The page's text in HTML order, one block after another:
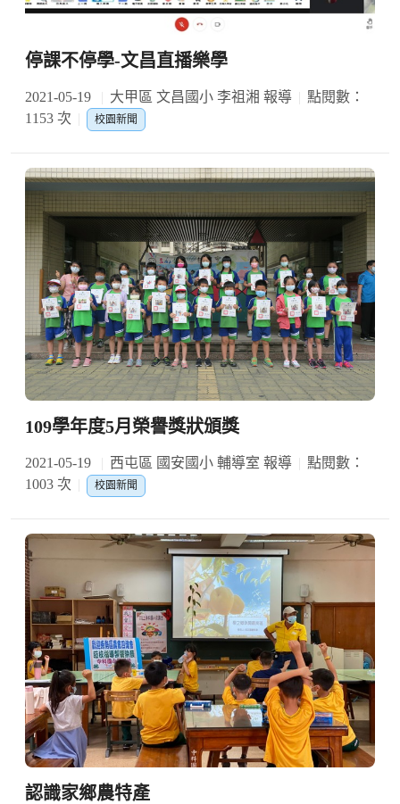
停課不停學-文昌直播樂學
2021-05-19 大甲區 文昌國小 李祖湘 報導
點閱數：
1153 次
校園新聞
109學年度5月榮譽獎狀頒獎
2021-05-19 西屯區 國安國小 輔導室 報導
點閱數：
1003 次
校園新聞
認識家鄉農特產